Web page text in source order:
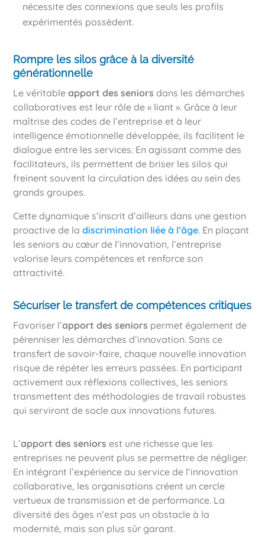
nécessite des connexions que seuls les profils
expérimentés possèdent.
Rompre les silos grâce à la diversité
générationnelle
Le véritableapport des seniors dans les démarches
collaboratives est leur rôle de « liant ». Grâce à leur
maîtrise des codes de l’entreprise et à leur
intelligence émotionnelle développée, ils facilitent le
dialogue entre les services. En agissant comme des
facilitateurs, ils permettent de briser les silos qui
freinent souvent la circulation des idées au sein des
grands groupes.
Cette dynamique s’inscrit d’ailleurs dans une gestion
proactive de ladiscrimination liée à l’âge. En plaçant
les seniors au cœur de l’innovation, l’entreprise
valorise leurs compétences et renforce son
attractivité.
Sécuriser le transfert de compétences critiques
Favoriser l’apport des seniors permet également de
pérenniser les démarches d’innovation. Sans ce
transfert de savoir-faire, chaque nouvelle innovation
risque de répéter les erreurs passées. En participant
activement aux réflexions collectives, les seniors
transmettent des méthodologies de travail robustes
qui serviront de socle aux innovations futures.
L’apport des seniors est une richesse que les
entreprises ne peuvent plus se permettre de négliger.
En intégrant l’expérience au service de l’innovation
collaborative, les organisations créent un cercle
vertueux de transmission et de performance. La
diversité des âges n’est pas un obstacle à la
modernité, mais son plus sûr garant.